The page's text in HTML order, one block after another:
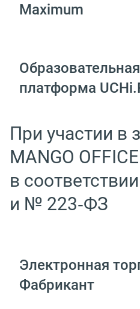
Maximum
платформа
При участии в
MANGO
в
и № 223‑ФЗ
Электронная
Фабрикант